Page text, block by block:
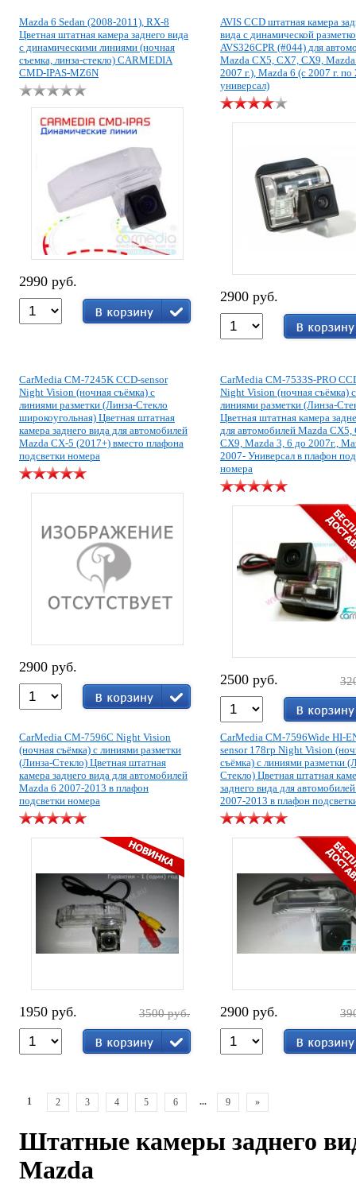
Mazda 6 Sedan (2008-2011), RX-8
Цветная штатная камера заднего вида
с динамическими линиями (ночная
съемка, линза-стекло) CARMEDIA
CMD-IPAS-MZ6N
2990 руб.
AVIS CCD штатная камера
вида с динамической
AVS326CPR (#044) для
Mazda CX5, CX7, CX9,
2007 г.), Mazda 6 (с 2007 г. по
универсал)
2900 руб.
CarMedia CM-7245K CCD-sensor
Night Vision (ночная съёмка) с
линиями разметки (Линза-Стекло
широкоугольная) Цветная штатная
камера заднего вида для автомобилей
Mazda CX-5 (2017+) вместо плафона
подсветки номера
2900 руб.
CarMedia CM-7533S-PRO
Night Vision (ночная съёмка) с
линиями разметки (Линза-
Цветная штатная камера
для автомобилей Mazda CX5,
CX9, Mazda 3, 6 до 2007г.,
2007- Универсал в плафон
номера
2500 руб.
CarMedia CM-7596C Night Vision
(ночная съёмка) с линиями разметки
(Линза-Стекло) Цветная штатная
камера заднего вида для автомобилей
Mazda 6 2007-2013 в плафон
подсветки номера
1950 руб. 3500 руб.
CarMedia CM-7596Wide HI-
sensor 178гр Night Vision
съёмка) с линиями разметки
Стекло) Цветная штатная
заднего вида для
2007-2013 в плафон
2900 руб.
1 2 3 4 5 6 ... 9 »
Штатные камеры заднего
Mazda